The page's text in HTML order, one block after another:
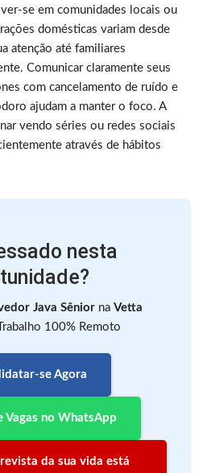
se em comunidades locais ou
domésticas variam desde
atenção até familiares
Comunicar claramente seus
com cancelamento de ruído e
ajudam a manter o foco. A
vendo séries ou redes sociais
através de hábitos
nesta
Java Sênior na Vetta
100% Remoto
se Agora
Vagas no WhatsApp
da sua vida está